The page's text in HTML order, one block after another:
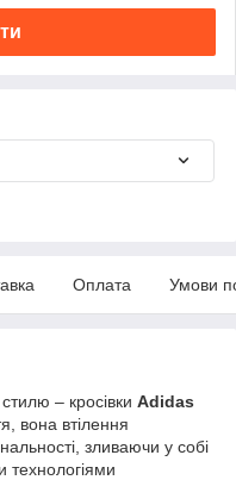
Оплата Умови
– кросівки Adidas
вона втілення
зливаючи у собі
технологіями